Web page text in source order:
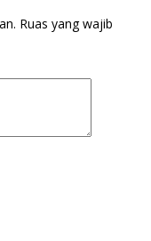
Ruas yang wajib